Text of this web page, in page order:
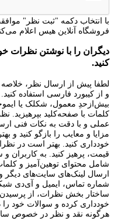
با انتخاب دکمه "ثبت نظر"
فروشگاه آنلاین هیس اعلام
دیگران را با نوشتن نظرات
کنید.
لطفا پیش از ارسال نظر، خلاصه
بیش‌از‌حدِ معمول، شکلک یا
کلمات با صفحه‌کلید بپرهیزید.
عملی و با دقت به نکات فنی
مزایا و معایب را بازگو کنید و
خودداری کنید. بهتر است در
قیمت، پرهیز کنید. به کاربران
شامل محتوای توهین‌آمیز و
ارسال لینک‌های سایت‌های
شماره تماس، ایمیل و آی‌دی
ساختار بخش نظرات، از
خودداری کرده و سوالات خود
هرگونه نقد و نظر در خصوص